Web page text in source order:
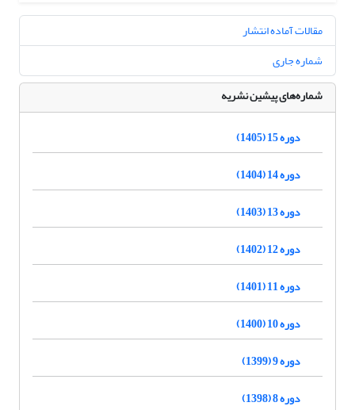
مقالات آماده انتشار
شماره جاری
شماره‌های پیشین نشریه
دوره 15 (1405)
دوره 14 (1404)
دوره 13 (1403)
دوره 12 (1402)
دوره 11 (1401)
دوره 10 (1400)
دوره 9 (1399)
دوره 8 (1398)